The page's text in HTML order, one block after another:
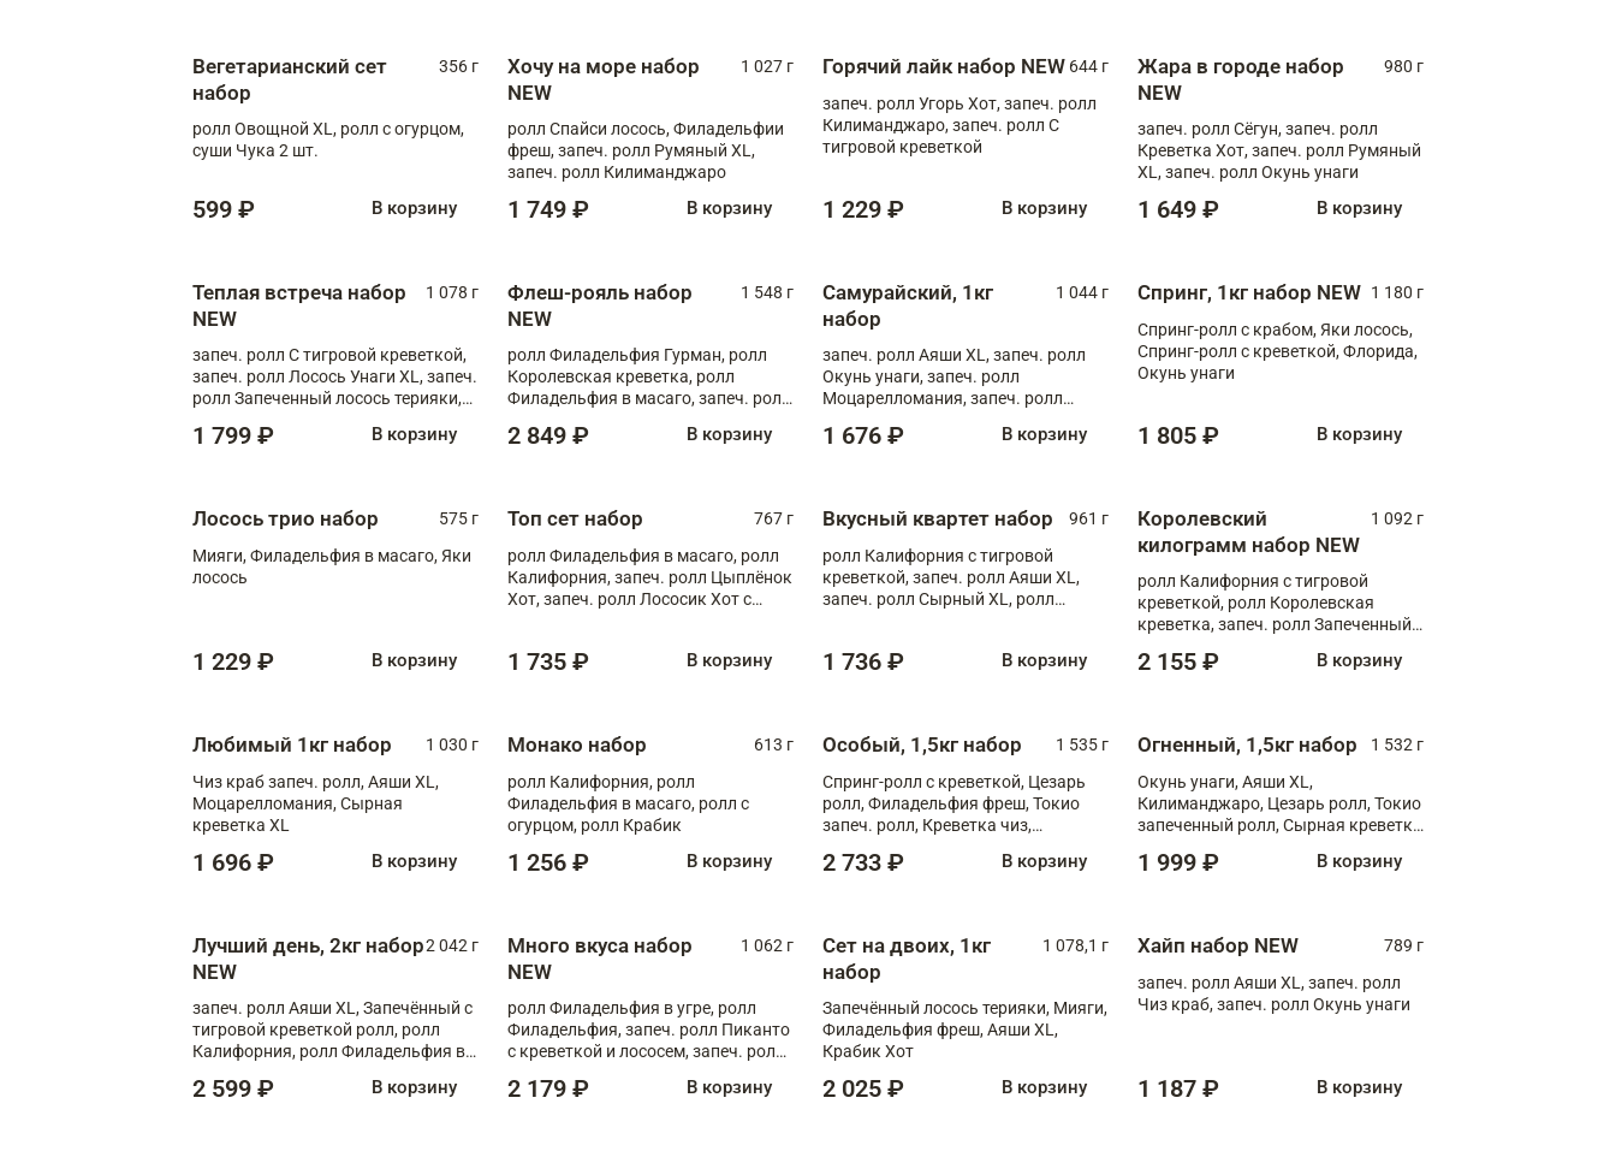
Вегетарианский сет
набор
356 г
ролл Овощной XL, ролл с огурцом,
суши Чука 2 шт.
599 ₽ В корзину
Хочу на море набор
NEW
1 027 г
ролл Спайси лосось, Филадельфии
фреш, запеч. ролл Румяный XL,
запеч. ролл Килиманджаро
1 749 ₽ В корзину
Горячий лайк набор NEW 644 г
запеч. ролл Угорь Хот, запеч. ролл
Килиманджаро, запеч. ролл С
тигровой креветкой
1 229 ₽ В корзину
Жара в городе набор
NEW
980 г
запеч. ролл Сёгун, запеч. ролл
Креветка Хот, запеч. ролл Румяный
XL, запеч. ролл Окунь унаги
1 649 ₽ В корзину
Теплая встреча набор
NEW
1 078 г
запеч. ролл С тигровой креветкой,
запеч. ролл Лосось Унаги XL, запеч.
ролл Запеченный лосось терияки,
1 799 ₽ В корзину
Флеш-рояль набор
NEW
1 548 г
ролл Филадельфия Гурман, ролл
Королевская креветка, ролл
Филадельфия в масаго, запеч. ролл
Тигровая креветка с моцареллой,
2 849 ₽ В корзину
Самурайский, 1кг
набор
1 044 г
запеч. ролл Аяши XL, запеч. ролл
Окунь унаги, запеч. ролл
Моцарелломания, запеч. ролл
1 676 ₽ В корзину
Спринг, 1кг набор NEW 1 180 г
Спринг-ролл с крабом, Яки лосось,
Спринг-ролл с креветкой, Флорида,
Окунь унаги
1 805 ₽ В корзину
Лосось трио набор
575 г
Мияги, Филадельфия в масаго, Яки
лосось
1 229 ₽ В корзину
Топ сет набор
767 г
ролл Филадельфия в масаго, ролл
Калифорния, запеч. ролл Цыплёнок
Хот, запеч. ролл Лососик Хот с
1 735 ₽ В корзину
Вкусный квартет набор
961 г
ролл Калифорния с тигровой
креветкой, запеч. ролл Аяши XL,
запеч. ролл Сырный XL, ролл
1 736 ₽ В корзину
Королевский
килограмм набор NEW
1 092 г
ролл Калифорния с тигровой
креветкой, ролл Королевская
креветка, запеч. ролл Запеченный
XL, запеч. ролл Крабик Хот
2 155 ₽ В корзину
Любимый 1кг набор
1 030 г
Чиз краб запеч. ролл, Аяши XL,
Моцарелломания, Сырная
креветка XL
1 696 ₽ В корзину
Монако набор
613 г
ролл Калифорния, ролл
Филадельфия в масаго, ролл с
огурцом, ролл Крабик
1 256 ₽ В корзину
Особый, 1,5кг набор
1 535 г
Спринг-ролл с креветкой, Цезарь
ролл, Филадельфия фреш, Токио
запеч. ролл, Креветка чиз,
Флорида
2 733 ₽ В корзину
Огненный, 1,5кг набор
1 532 г
Окунь унаги, Аяши XL,
Килиманджаро, Цезарь ролл, Токио
запеченный ролл, Сырная креветка
1 999 ₽ В корзину
Лучший день, 2кг набор
NEW
2 042 г
запеч. ролл Аяши XL, Запечённый с
тигровой креветкой ролл, ролл
Калифорния, ролл Филадельфия в
запеч. ролл Моцарелломания, ролл
2 599 ₽ В корзину
Много вкуса набор
NEW
1 062 г
ролл Филадельфия в угре, ролл
Филадельфия, запеч. ролл Пиканто
с креветкой и лососем, запеч. ролл
2 179 ₽ В корзину
Сет на двоих, 1кг
набор
1 078,1 г
Запечённый лосось терияки, Мияги,
Филадельфия фреш, Аяши XL,
Крабик Хот
2 025 ₽ В корзину
Хайп набор NEW
789 г
запеч. ролл Аяши XL, запеч. ролл
Чиз краб, запеч. ролл Окунь унаги
1 187 ₽ В корзину